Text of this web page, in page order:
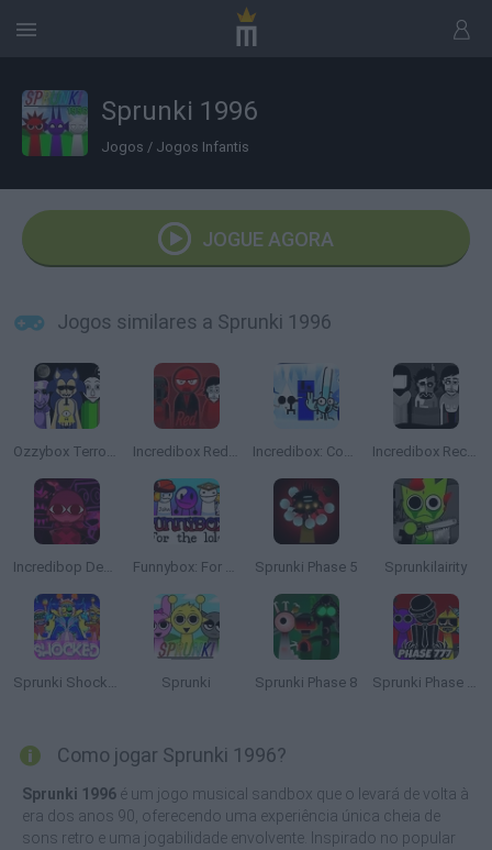
Sprunki 1996
Jogos / Jogos Infantis
JOGUE AGORA
Jogos similares a Sprunki 1996
Ozzybox Terrors: Incredibox with Horror Characters Incredibox Red Colorbox Incredibox: Cool As Ice Incredibox Recursed
Incredibop Deadline Funnybox: For The Lols Sprunki Phase 5 Sprunkilairity
Sprunki Shocked Sprunki Sprunki Phase 8 Sprunki Phase 777
Como jogar Sprunki 1996?
Sprunki 1996 é um jogo musical sandbox que o levará de volta à
era dos anos 90, oferecendo uma experiência única cheia de
sons retro e uma jogabilidade envolvente. Inspirado no popular